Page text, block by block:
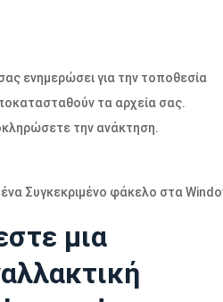
ενημερώσει για την τοποθεσία
τα αρχεία σας.
την ανάκτηση.
Συγκεκριμένο φάκελο στα
μια